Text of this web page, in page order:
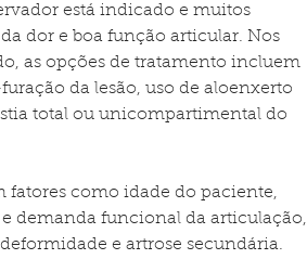
está indicado e muitos
dor e boa função articular. Nos
as opções de tratamento incluem
da lesão, uso de aloenxerto
total ou unicompartimental do
fatores como idade do paciente,
demanda funcional da articulação,
e artrose secundária.